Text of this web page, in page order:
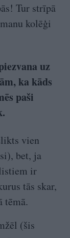
Tur strīpā
kolēģi
uz
ka kāds
paši
vien
bet, ja
ir
tās skar,
tēmā.
(šis